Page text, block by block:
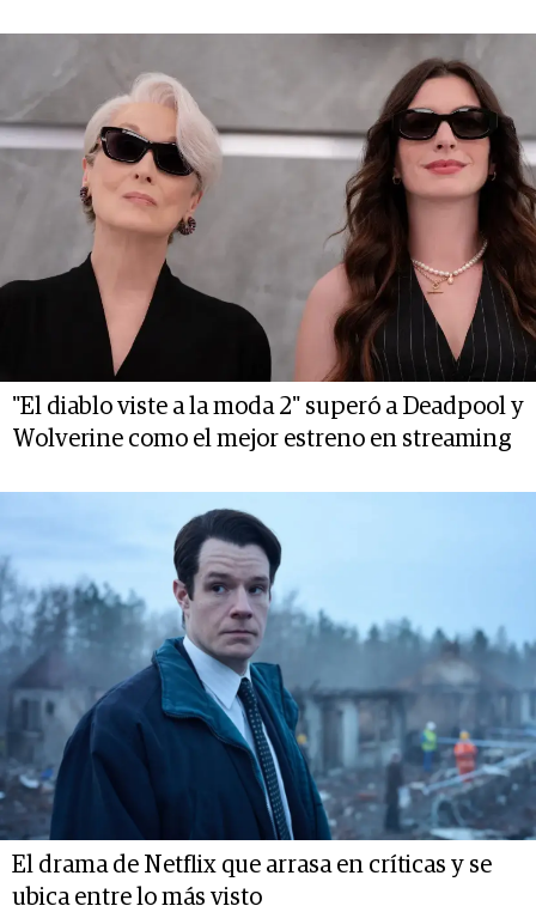
"El diablo viste a la moda 2" superó a Deadpool y
Wolverine como el mejor estreno en streaming
El drama de Netflix que arrasa en críticas y se
ubica entre lo más visto